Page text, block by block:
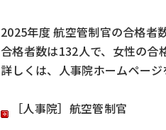
2025年度 航空管制官の合格者
合格者数は132人で、女性の合
詳しくは、人事院ホームページ
［人事院］航空管制官